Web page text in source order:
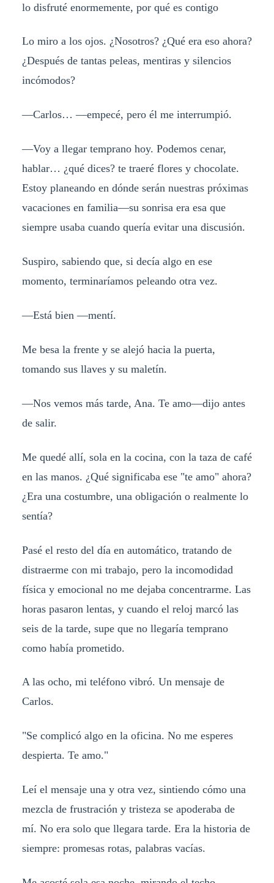
lo disfruté enormemente, por qué es contigo
Lo miro a los ojos. ¿Nosotros? ¿Qué era eso ahora?
¿Después de tantas peleas, mentiras y silencios
incómodos?
—Carlos… —empecé, pero él me interrumpió.
—Voy a llegar temprano hoy. Podemos cenar,
hablar… ¿qué dices? te traeré flores y chocolate.
Estoy planeando en dónde serán nuestras próximas
vacaciones en familia—su sonrisa era esa que
siempre usaba cuando quería evitar una discusión.
Suspiro, sabiendo que, si decía algo en ese
momento, terminaríamos peleando otra vez.
—Está bien —mentí.
Me besa la frente y se alejó hacia la puerta,
tomando sus llaves y su maletín.
—Nos vemos más tarde, Ana. Te amo—dijo antes
de salir.
Me quedé allí, sola en la cocina, con la taza de café
en las manos. ¿Qué significaba ese "te amo" ahora?
¿Era una costumbre, una obligación o realmente lo
sentía?
Pasé el resto del día en automático, tratando de
distraerme con mi trabajo, pero la incomodidad
física y emocional no me dejaba concentrarme. Las
horas pasaron lentas, y cuando el reloj marcó las
seis de la tarde, supe que no llegaría temprano
como había prometido.
A las ocho, mi teléfono vibró. Un mensaje de
Carlos.
"Se complicó algo en la oficina. No me esperes
despierta. Te amo."
Leí el mensaje una y otra vez, sintiendo cómo una
mezcla de frustración y tristeza se apoderaba de
mí. No era solo que llegara tarde. Era la historia de
siempre: promesas rotas, palabras vacías.